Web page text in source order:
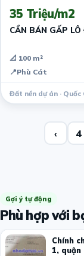
35 Triệu/m2
CẦN BÁN GẤP
📐 100 m²
📍Phù Cát
Đất nền dự án · Quốc
‹ 4
Gợi ý tự động
Phù hợp với
Chính
1,